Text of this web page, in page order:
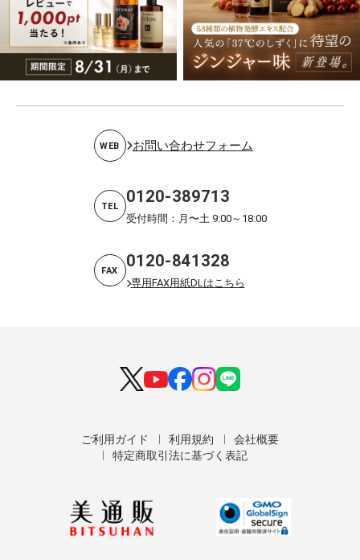
WEB お問い合わせフォーム
TEL 0120-389713
受付時間：月〜土 9:00～18:00
FAX 0120-841328
専用FAX用紙DLはこちら
ご利用ガイド 利用規約
会社概要
特定商取引法に基づく表記